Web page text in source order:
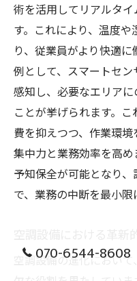
術を活用してリアルタ
す。これにより、温度
り、従業員がより快適
例として、スマートセ
感知し、必要なエリア
ことが挙げられます。
費を抑えつつ、作業環
集中力と業務効率を高
予知保全が可能となり
で、業務の中断を最小限
空調設備における革
空調設備の進化におい
070-6544-8608